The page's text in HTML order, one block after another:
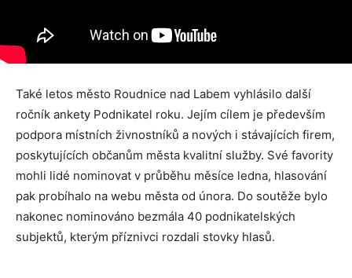
Také letos město Roudnice nad Labem vyhlásilo další
ročník ankety Podnikatel roku. Jejím cílem je především
podpora místních živnostníků a nových i stávajících firem,
poskytujících občanům města kvalitní služby. Své favority
mohli lidé nominovat v průběhu měsíce ledna, hlasování
pak probíhalo na webu města od února. Do soutěže bylo
nakonec nominováno bezmála 40 podnikatelských
subjektů, kterým příznivci rozdali stovky hlasů.